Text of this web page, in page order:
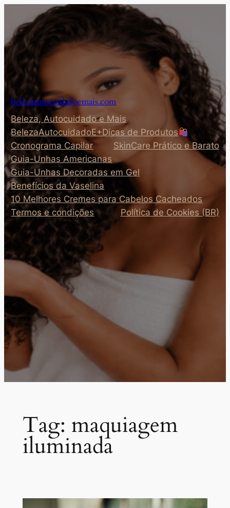
para
conteúdo
belezaautocuidadoemais.com
Beleza, Autocuidado e Mais
BelezaAutocuidadoE+Dicas de Produtos
Cronograma Capilar
SkinCare Prático e Barato
Guia-Unhas Americanas
Guia-Unhas Decoradas em Gel
Benefícios da Vaselina
10 Melhores Cremes para Cabelos Cacheados
Termos e condições
Política de Cookies (BR)
Tag: maquiagem
iluminada